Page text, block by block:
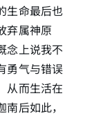
生命最后也
弃属神原
念上说我不
勇气与错误
从而生活在
后如此，